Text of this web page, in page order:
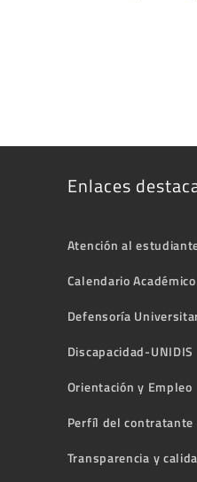
Enlaces
Atención al
Calendario Académico
Defensoría
Discapacidad-UNIDIS
Orientación y Empleo
Perfíl del contratante
Transparencia y